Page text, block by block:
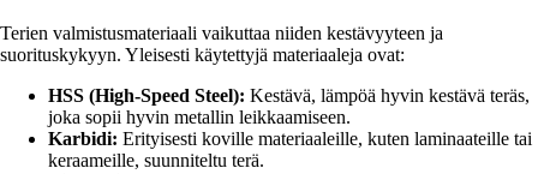
Terien valmistusmateriaali vaikuttaa niiden kestävyyteen ja
suorituskykyyn. Yleisesti käytettyjä materiaaleja ovat:
HSS (High-Speed Steel): Kestävä, lämpöä hyvin kestävä teräs,
joka sopii hyvin metallin leikkaamiseen.
Karbidi: Erityisesti koville materiaaleille, kuten laminaateille tai
keraameille, suunniteltu terä.